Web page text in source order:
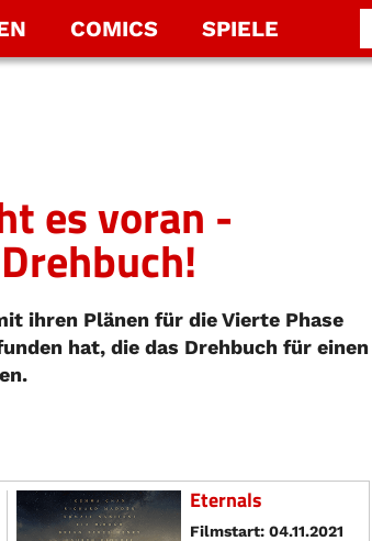
COMICS SPIELE
es voran -
ihren Plänen für die Vierte Phase
hat, die das Drehbuch für einen
Eternals
Filmstart: 04.11.2021